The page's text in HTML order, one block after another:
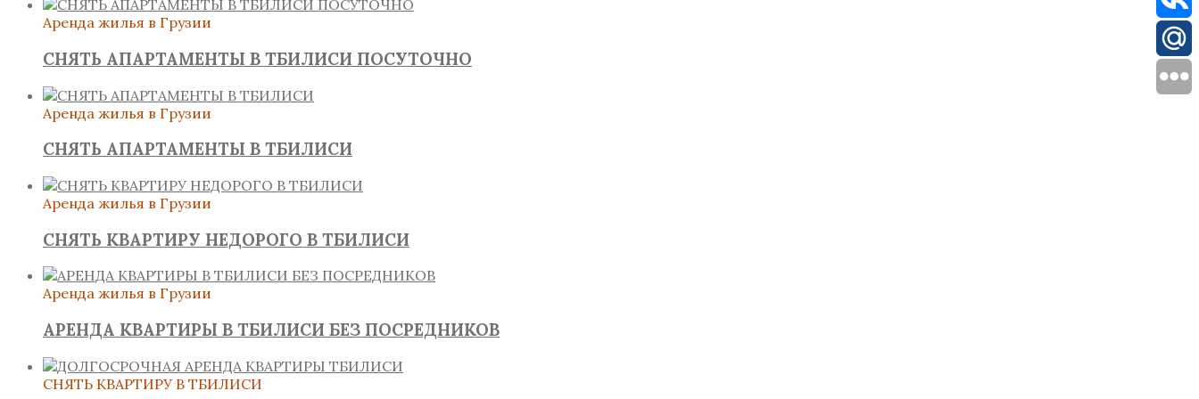
Аренда жилья в Грузии
СНЯТЬ АПАРТАМЕНТЫ В ТБИЛИСИ ПОСУТОЧНО
Аренда жилья в Грузии
СНЯТЬ АПАРТАМЕНТЫ В ТБИЛИСИ
Аренда жилья в Грузии
СНЯТЬ КВАРТИРУ НЕДОРОГО В ТБИЛИСИ
Аренда жилья в Грузии
АРЕНДА КВАРТИРЫ В ТБИЛИСИ БЕЗ ПОСРЕДНИКОВ
СНЯТЬ КВАРТИРУ В ТБИЛИСИ